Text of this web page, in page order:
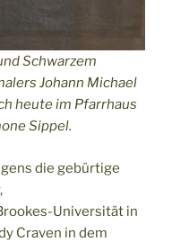
Schwarzem
Johann Michael
heute im Pfarrhaus
Sippel.
die gebürtige
Universität in
Craven in dem